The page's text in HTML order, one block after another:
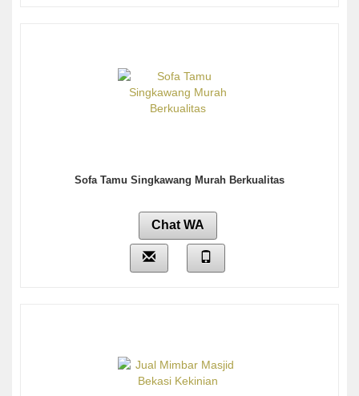
Sofa Tamu Singkawang Murah Berkualitas
Chat WA